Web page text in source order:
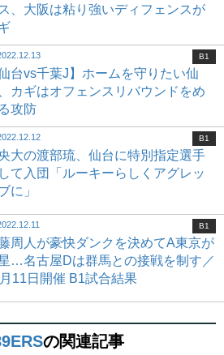
、大阪は粘り強いディフェンスが
仙台vs千葉J】ホームを守りたい仙
カギはオフェンスリバウンドをめ
攻防
B1
大の渡部琉、仙台に特別指定選手
て入団「ルーキーらしくアグレッ
に」
B1
周人が豪快ダンクを決めてA東京が
…名古屋Dは群馬との接戦を制す／
11日開催 B1試合結果
B1
の関連記事